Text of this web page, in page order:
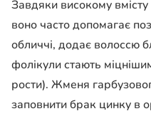
Завдяки високому вмісту
воно часто допомагає
обличчі, додає волоссю
фолікули стають
рости). Жменя
заповнити брак цинку в